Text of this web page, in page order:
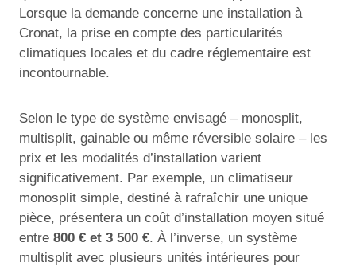
Lorsque la demande concerne une installation à
Cronat, la prise en compte des particularités
climatiques locales et du cadre réglementaire est
incontournable.
Selon le type de système envisagé – monosplit,
multisplit, gainable ou même réversible solaire – les
prix et les modalités d’installation varient
significativement. Par exemple, un climatiseur
monosplit simple, destiné à rafraîchir une unique
pièce, présentera un coût d’installation moyen situé
entre 800 € et 3 500 €. À l’inverse, un système
multisplit avec plusieurs unités intérieures pour